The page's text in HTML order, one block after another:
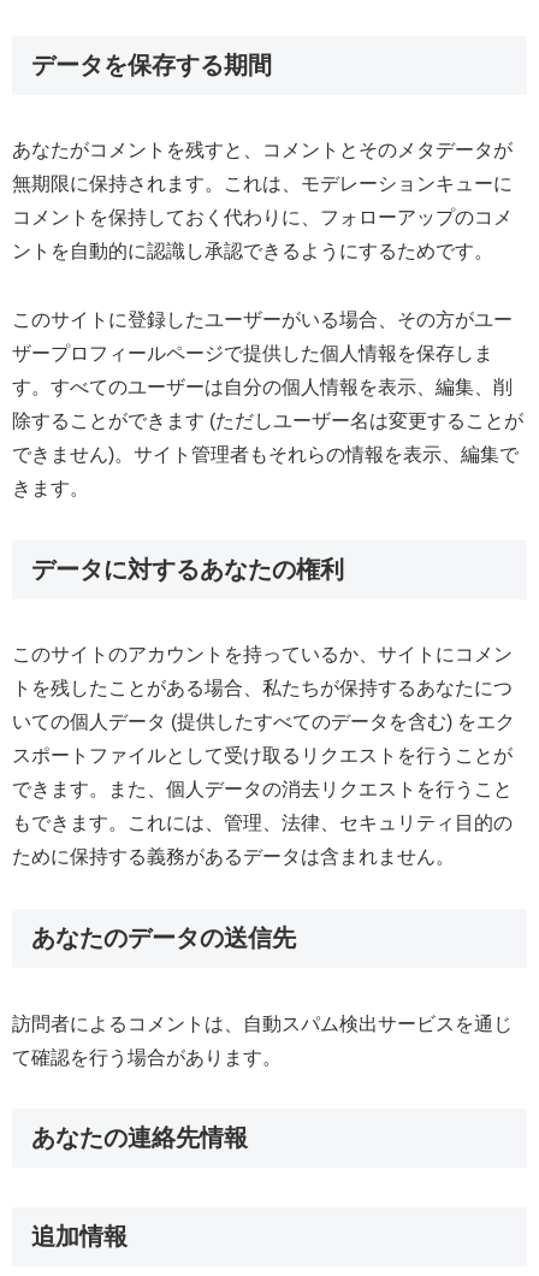
データを保存する期間
あなたがコメントを残すと、コメントとそのメタデータが
無期限に保持されます。これは、モデレーションキューに
コメントを保持しておく代わりに、フォローアップのコメ
ントを自動的に認識し承認できるようにするためです。
このサイトに登録したユーザーがいる場合、その方がユー
ザープロフィールページで提供した個人情報を保存しま
す。すべてのユーザーは自分の個人情報を表示、編集、削
除することができます (ただしユーザー名は変更することが
できません)。サイト管理者もそれらの情報を表示、編集で
きます。
データに対するあなたの権利
このサイトのアカウントを持っているか、サイトにコメン
トを残したことがある場合、私たちが保持するあなたにつ
いての個人データ (提供したすべてのデータを含む) をエク
スポートファイルとして受け取るリクエストを行うことが
できます。また、個人データの消去リクエストを行うこと
もできます。これには、管理、法律、セキュリティ目的の
ために保持する義務があるデータは含まれません。
あなたのデータの送信先
訪問者によるコメントは、自動スパム検出サービスを通じ
て確認を行う場合があります。
あなたの連絡先情報
追加情報